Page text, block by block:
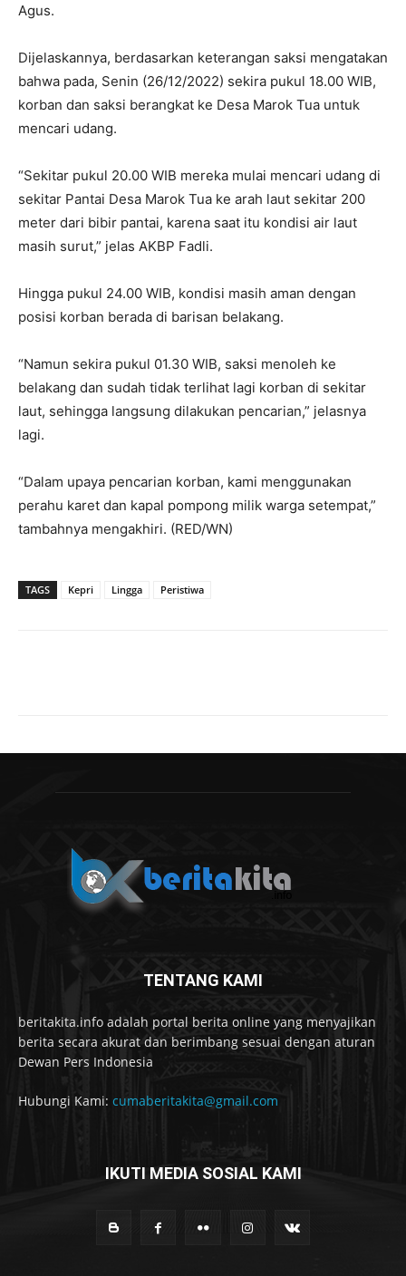
Agus.
Dijelaskannya, berdasarkan keterangan saksi mengatakan
bahwa pada, Senin (26/12/2022) sekira pukul 18.00 WIB,
korban dan saksi berangkat ke Desa Marok Tua untuk
mencari udang.
“Sekitar pukul 20.00 WIB mereka mulai mencari udang di
sekitar Pantai Desa Marok Tua ke arah laut sekitar 200
meter dari bibir pantai, karena saat itu kondisi air laut
masih surut,” jelas AKBP Fadli.
Hingga pukul 24.00 WIB, kondisi masih aman dengan
posisi korban berada di barisan belakang.
“Namun sekira pukul 01.30 WIB, saksi menoleh ke
belakang dan sudah tidak terlihat lagi korban di sekitar
laut, sehingga langsung dilakukan pencarian,” jelasnya
lagi.
“Dalam upaya pencarian korban, kami menggunakan
perahu karet dan kapal pompong milik warga setempat,”
tambahnya mengakhiri. (RED/WN)
TAGS Kepri Lingga Peristiwa
TENTANG KAMI
beritakita.info adalah portal berita online yang menyajikan
berita secara akurat dan berimbang sesuai dengan aturan
Dewan Pers Indonesia
Hubungi Kami: cumaberitakita@gmail.com
IKUTI MEDIA SOSIAL KAMI